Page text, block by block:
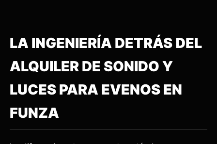
LA INGENIERÍA DETRÁS DEL
ALQUILER DE SONIDO Y
LUCES PARA EVENOS EN
FUNZA